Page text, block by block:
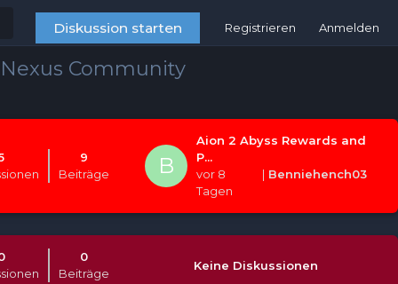
Diskussion starten Registrieren Anmelden
Community
9
Beiträge
B
vor 8
Tagen
| Benniehench03
Aion 2 Abyss Rewards and
P...
0
Beiträge
Keine Diskussionen